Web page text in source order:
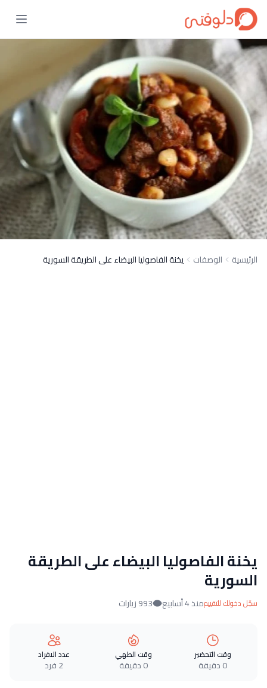
الرئيسية الوصفات يخنة الفاصوليا البيضاء على الطريقة السورية
يخنة الفاصوليا البيضاء على الطريقة
السورية
سجّل دخولك للتقييممنذ 4 أسابيع 993 زيارات
وقت التحضير
0 دقيقة
وقت الطهي
0 دقيقة
عدد الافراد
2 فرد